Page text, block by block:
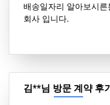
배송일자리 알아보시
회사 입니다.
김**님 방문 계약 후기